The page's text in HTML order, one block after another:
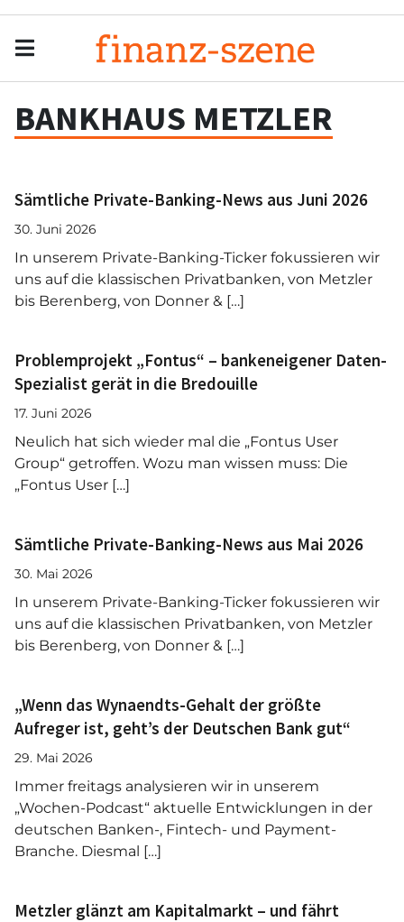
BANKHAUS METZLER
Sämtliche Private-Banking-News aus Juni 2026
30. Juni 2026
In unserem Private-Banking-Ticker fokussieren wir
uns auf die klassischen Privatbanken, von Metzler
bis Berenberg, von Donner & […]
Problemprojekt „Fontus“ – bankeneigener Daten-
Spezialist gerät in die Bredouille
17. Juni 2026
Neulich hat sich wieder mal die „Fontus User
Group“ getroffen. Wozu man wissen muss: Die
„Fontus User […]
Sämtliche Private-Banking-News aus Mai 2026
30. Mai 2026
In unserem Private-Banking-Ticker fokussieren wir
uns auf die klassischen Privatbanken, von Metzler
bis Berenberg, von Donner & […]
„Wenn das Wynaendts-Gehalt der größte
Aufreger ist, geht’s der Deutschen Bank gut“
29. Mai 2026
Immer freitags analysieren wir in unserem
„Wochen-Podcast“ aktuelle Entwicklungen in der
deutschen Banken-, Fintech- und Payment-
Branche. Diesmal […]
Metzler glänzt am Kapitalmarkt – und fährt